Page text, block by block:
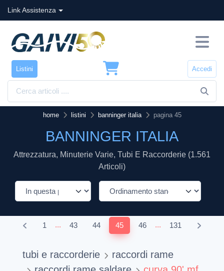
Link Assistenza
Listini Accedi
home listini banninger italia pagina 45
BANNINGER ITALIA
Attrezzatura, Minuterie Varie, Tubi E Raccorderie (1.561
Articoli)
1 ... 43 44 45 46 ... 131
tubi e raccorderie
raccordi rame